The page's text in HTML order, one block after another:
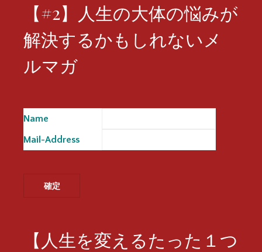
【#2】人生の大体の悩みが
解決するかもしれないメ
ルマガ
Name
Mail-Address
【人生を変えるたった１つ